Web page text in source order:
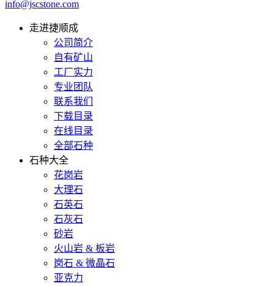
info@jscstone.com
走进捷顺成
公司简介
自有矿山
工厂实力
专业团队
联系我们
下载目录
在线目录
全部石种
石种大全
花岗岩
大理石
石英石
石灰石
砂岩
火山岩 & 板岩
岗石 & 微晶石
亚克力